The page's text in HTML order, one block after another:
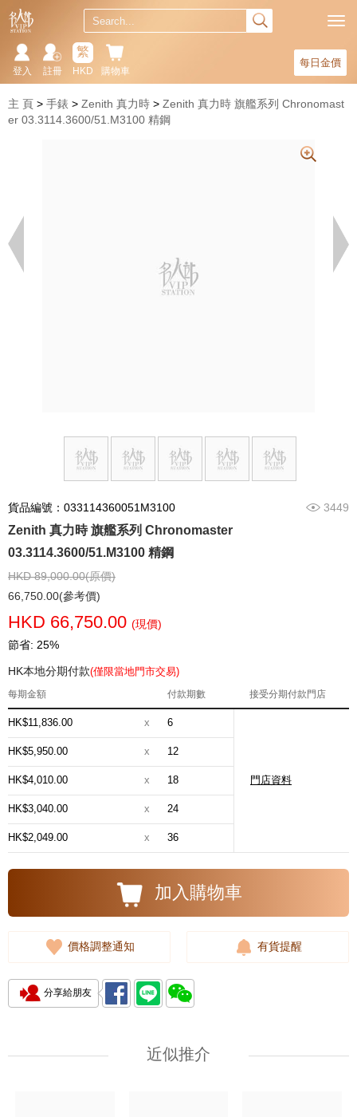
每日金價
購物車
繁
HKD
註冊
登入
主 頁 手錶 Zenith 真力時
Zenith 真力時 旗艦系列 Chronomast
er 03.3114.3600/51.M3100 精鋼
貨品編號：033114360051M3100 3449
Zenith 真力時 旗艦系列 Chronomaster
03.3114.3600/51.M3100 精鋼
HKD 89,000.00(原價)
66,750.00(參考價)
HKD 66,750.00 (現價)
節省: 25%
HK本地分期付款(僅限當地門市交易)
每期金額 付款期數 接受分期付款門店
HK$11,836.00 x 6
門店資料
HK$5,950.00 x 12
HK$4,010.00 x 18
HK$3,040.00 x 24
HK$2,049.00 x 36
加入購物車
價格調整通知 有貨提醒
分享給朋友
近似推介